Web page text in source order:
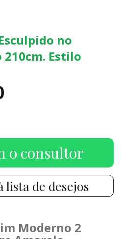
no
Estilo
o consultor
lista de desejos
Moderno 2